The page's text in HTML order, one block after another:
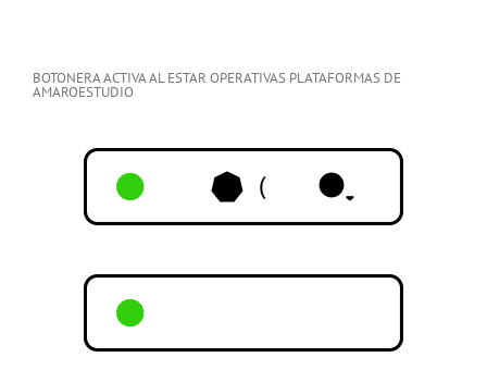
BOTONERA ACTIVA AL ESTAR OPERATIVAS PLATAFORMAS DE
AMAROESTUDIO